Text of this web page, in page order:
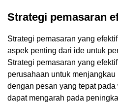
Strategi pemasaran
Strategi pemasaran yang
aspek penting dari ide untuk
Strategi pemasaran yang
perusahaan untuk
dengan pesan yang tepat
dapat mengarah pada